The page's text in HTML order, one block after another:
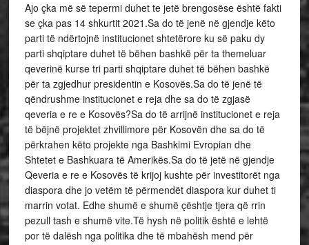
Ajo çka më së tepermi duhet te jetë brengosëse është fakti
se çka pas 14 shkurtit 2021.Sa do të jenë në gjendje këto
parti të ndërtojnë institucionet shtetërore ku së paku dy
parti shqiptare duhet të bëhen bashkë për ta themeluar
qeverinë kurse tri parti shqiptare duhet të bëhen bashkë
për ta zgjedhur presidentin e Kosovës.Sa do të jenë të
qëndrushme institucionet e reja dhe sa do të zgjasë
qeveria e re e Kosovës?Sa do të arrijnë institucionet e reja
të bëjnë projektet zhvillimore për Kosovën dhe sa do të
përkrahen këto projekte nga Bashkimi Evropian dhe
Shtetet e Bashkuara të Amerikës.Sa do të jetë në gjendje
Qeveria e re e Kosovës të krijoj kushte për investitorët nga
diaspora dhe jo vetëm të përmendët diaspora kur duhet ti
marrin votat. Edhe shumë e shumë çështje tjera që rrin
pezull tash e shumë vite.Të hysh në politik është e lehtë
por të dalësh nga politika dhe të mbahësh mend për